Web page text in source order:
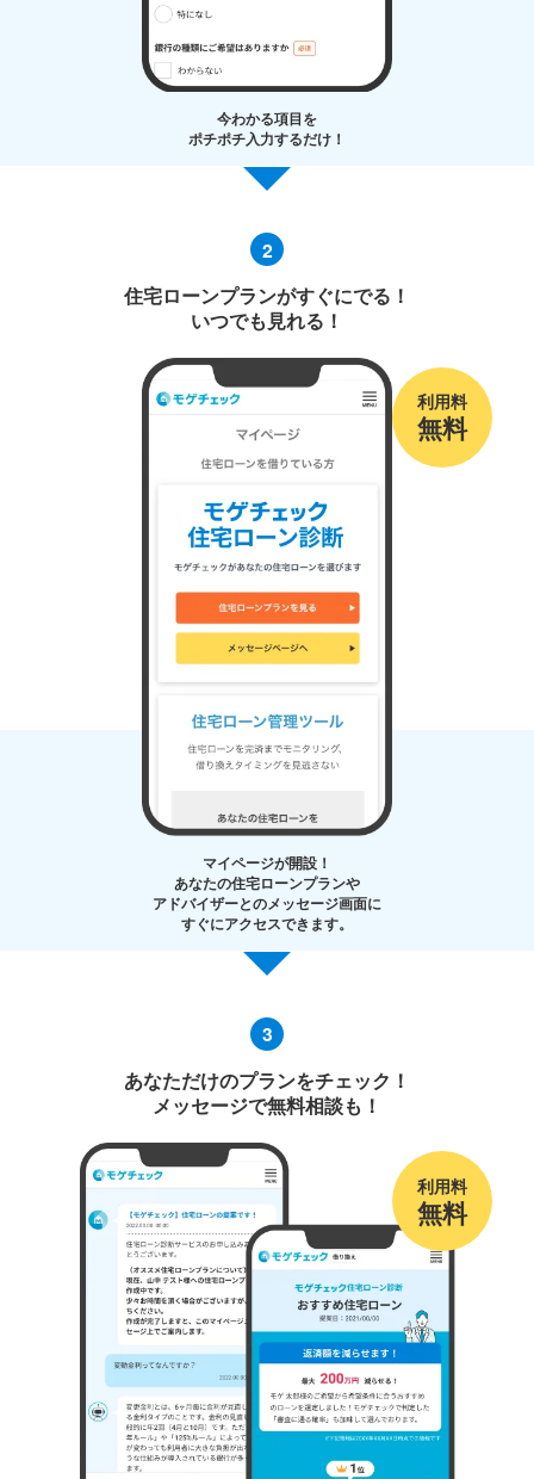
今わかる項目を
ポチポチ入力するだけ！
2
住宅ローンプランがすぐにでる！
いつでも見れる！
マイページが開設！
あなたの住宅ローンプランや
アドバイザーとのメッセージ画面に
すぐにアクセスできます。
3
あなただけのプランをチェック！
メッセージで無料相談も！